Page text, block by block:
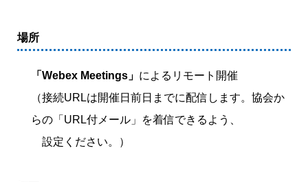
場所
「Webex Meetings」 によるリモート開催
（接続URLは開催日前日までに配信します。協会か
らの「URL付メール」を着信できるよう、
設定ください。）